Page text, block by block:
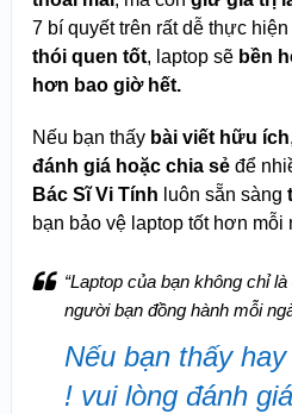
7 bí quyết trên rất dễ thực
thói quen tốt, laptop sẽ bền
hơn bao giờ hết.
Nếu bạn thấy bài viết hữu ích
đánh giá hoặc chia sẻđể
Bác Sĩ Vi Tính luôn sẵn sàng
bạn bảo vệ laptop tốt hơn mỗi
“Laptop của bạn không chỉ
người bạn đồng hành mỗi
Nếu bạn thấy
! vui lòng đánh